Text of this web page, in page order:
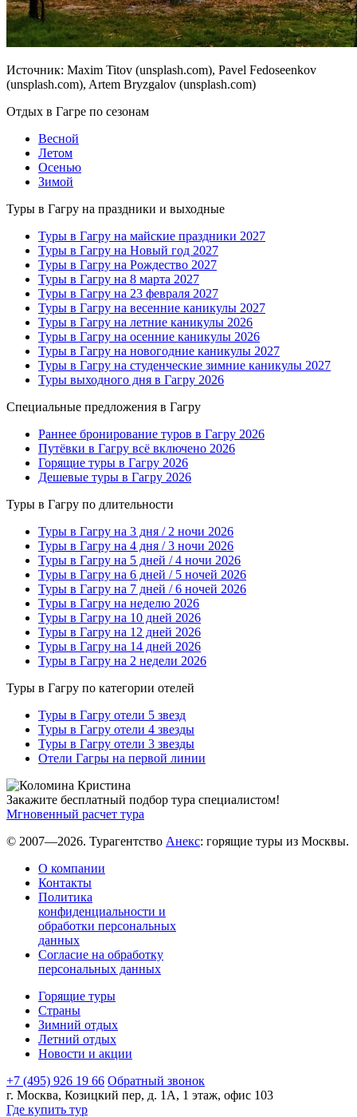
Источник: Maxim Titov (unsplash.com), Pavel Fedoseenkov
(unsplash.com), Artem Bryzgalov (unsplash.com)
Отдых в Гагре по сезонам
Весной
Летом
Осенью
Зимой
Туры в Гагру на праздники и выходные
Туры в Гагру на майские праздники 2027
Туры в Гагру на Новый год 2027
Туры в Гагру на Рождество 2027
Туры в Гагру на 8 марта 2027
Туры в Гагру на 23 февраля 2027
Туры в Гагру на весенние каникулы 2027
Туры в Гагру на летние каникулы 2026
Туры в Гагру на осенние каникулы 2026
Туры в Гагру на новогодние каникулы 2027
Туры в Гагру на студенческие зимние каникулы 2027
Туры выходного дня в Гагру 2026
Специальные предложения в Гагру
Раннее бронирование туров в Гагру 2026
Путёвки в Гагру всё включено 2026
Горящие туры в Гагру 2026
Дешевые туры в Гагру 2026
Туры в Гагру по длительности
Туры в Гагру на 3 дня / 2 ночи 2026
Туры в Гагру на 4 дня / 3 ночи 2026
Туры в Гагру на 5 дней / 4 ночи 2026
Туры в Гагру на 6 дней / 5 ночей 2026
Туры в Гагру на 7 дней / 6 ночей 2026
Туры в Гагру на неделю 2026
Туры в Гагру на 10 дней 2026
Туры в Гагру на 12 дней 2026
Туры в Гагру на 14 дней 2026
Туры в Гагру на 2 недели 2026
Туры в Гагру по категории отелей
Туры в Гагру отели 5 звезд
Туры в Гагру отели 4 звезды
Туры в Гагру отели 3 звезды
Отели Гагры на первой линии
Закажите бесплатный подбор тура специалистом!
Мгновенный расчет тура
© 2007—2026. Турагентство Анекс: горящие туры из Москвы.
О компании
Контакты
Политика
конфиденциальности и
обработки персональных
данных
Согласие на обработку
персональных данных
Горящие туры
Страны
Зимний отдых
Летний отдых
Новости и акции
+7 (495) 926 19 66 Обратный звонок
г. Москва, Козицкий пер, д. 1А, 1 этаж, офис 103
Где купить тур